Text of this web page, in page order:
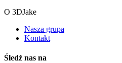
O 3DJake
Nasza grupa
Kontakt
Śledź nas na